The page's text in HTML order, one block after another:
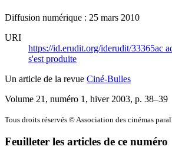
Diffusion numérique : 25 mars 2010
URI
https://id.erudit.org/iderudit/33365ac
s'est produite
Un article de la revue Ciné-Bulles
Volume 21, numéro 1, hiver 2003, p. 38–39
Tous droits réservés © Association des cinémas
Feuilleter les articles de ce numéro